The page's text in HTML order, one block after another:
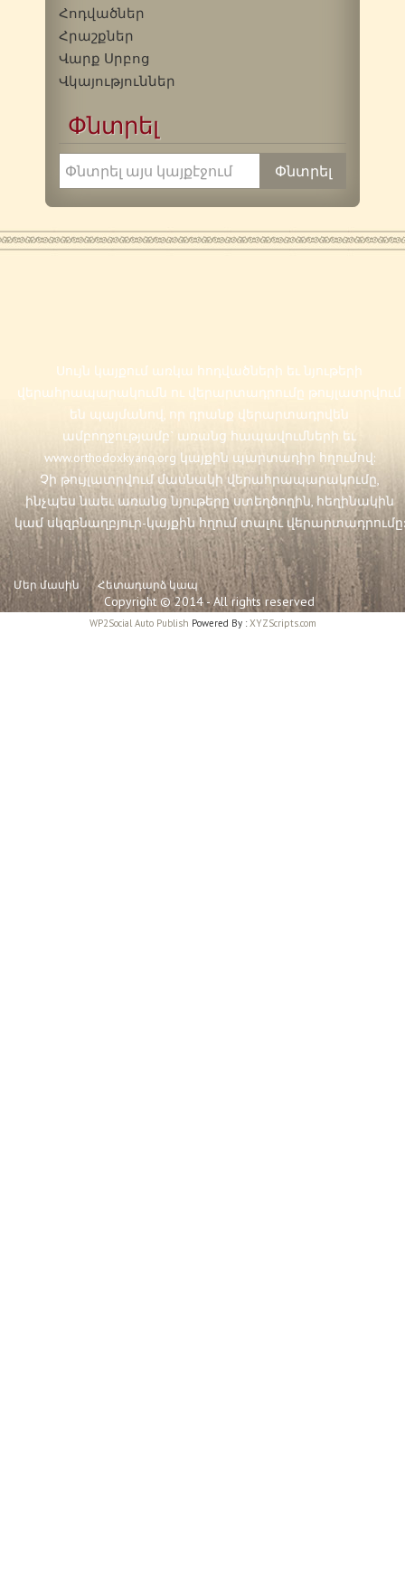
Հոդվածներ
Հրաշքներ
Վարք Սրբոց
Վկայություններ
Փնտրել
Սույն կայքում առկա հոդվածների եւ նյութերի
վերահրապարակումն ու վերարտադրումը թույլատրվում
են պայմանով, որ դրանք վերարտադրվեն
ամբողջությամբ` առանց հապավումների եւ
www.orthodoxkyanq.org կայքին պարտադիր հղումով:
Չի թույլատրվում մասնակի վերահրապարակումը,
ինչպես նաեւ առանց նյութերը ստեղծողին, հեղինակին
կամ սկզբնաղբյուր-կայքին հղում տալու վերարտադրումը:
Մեր մասին Հետադարձ կապ
Copyright © 2014 - All rights reserved
WP2Social Auto Publish Powered By :XYZScripts.com